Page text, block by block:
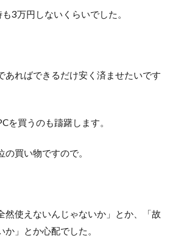
3万円しないくらいでした。
あればできるだけ安く済ませたいです
を買うのも躊躇します。
買い物ですので。
然使えないんじゃないか」とか、「故
」とか心配でした。